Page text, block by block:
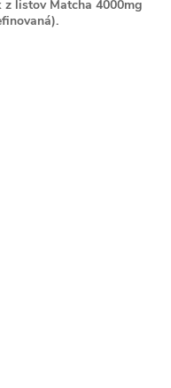
z listov Matcha 4000mg